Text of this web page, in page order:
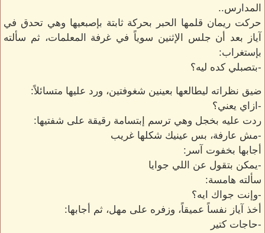
المدارس..
حركت ريمان قلمها الحبر بحركة ثابتة بإصبعيها وهي تحدق في
آياز بعد أن جلس الإثنين سوياً في غرفة المعلمات، ثم سألته
بإستغراب:
-بتصبلي كده ليه؟
ضيق نظراته ليطالعها بعينين شغوفتين، ورد عليها متسائلاً:
-ازاي يعني؟
ردت عليه بخجل وهي ترسم إبتسامة رقيقة على شفتيها:
-مش عارفة، بس عينيك شكلها غريب
أجابها بخفوت آسر:
-يمكن بتقول عن اللي جوايا
سألته هامسة:
-وإنت جواك ايه؟
أخذ آياز نفساً عميقاً، وزفره على مهل، ثم أجابها:
-حاجات كتير